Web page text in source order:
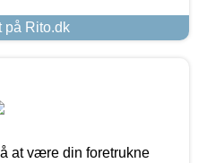
på Rito.dk
at være din foretrukne